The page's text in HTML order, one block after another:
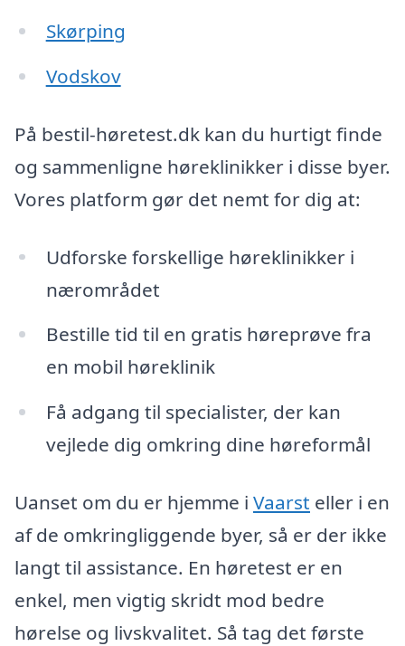
Skørping
Vodskov
På bestil-høretest.dk kan du hurtigt finde
og sammenligne høreklinikker i disse byer.
Vores platform gør det nemt for dig at:
Udforske forskellige høreklinikker i
nærområdet
Bestille tid til en gratis høreprøve fra
en mobil høreklinik
Få adgang til specialister, der kan
vejlede dig omkring dine høreformål
Uanset om du er hjemme i Vaarst eller i en
af de omkringliggende byer, så er der ikke
langt til assistance. En høretest er en
enkel, men vigtig skridt mod bedre
hørelse og livskvalitet. Så tag det første